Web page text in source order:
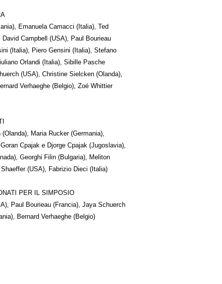
Emanuela Camacci (Italia), Ted
Campbell (USA), Paul Bourieau
(Italia), Piero Gensini (Italia), Stefano
Orlandi (Italia), Sibille Pasche
(USA), Christine Sielcken (Olanda),
Verhaeghe (Belgio), Zoé Whittier
Maria Rucker (Germania),
Cpajak e Djorge Cpajak (Jugoslavia),
Georghi Filin (Bulgaria), Meliton
(USA), Fabrizio Dieci (Italia)
PER IL SIMPOSIO
Paul Bourieau (Francia), Jaya Schuerch
Bernard Verhaeghe (Belgio)